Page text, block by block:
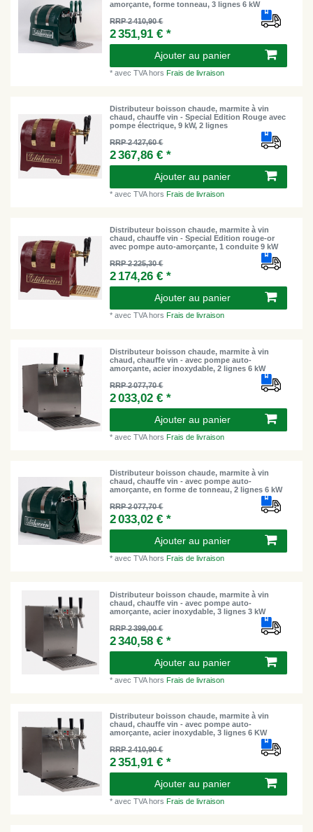
amorçante, forme tonneau, 3 lignes 6 kW
RRP 2 410,90 €
2 351,91 € *
Ajouter au panier
*avec TVAhorsFrais de livraison
Distributeur boisson chaude, marmite à vin
chaud, chauffe vin - Special Edition Rouge avec
pompe électrique, 9 kW, 2 lignes
RRP 2 427,60 €
2 367,86 € *
Ajouter au panier
*avec TVAhorsFrais de livraison
Distributeur boisson chaude, marmite à vin
chaud, chauffe vin - Special Edition rouge-or
avec pompe auto-amorçante, 1 conduite 9 kW
RRP 2 225,30 €
2 174,26 € *
Ajouter au panier
*avec TVAhors Frais de livraison
Distributeur boisson chaude, marmite à vin
chaud, chauffe vin - avec pompe auto-
amorçante, acier inoxydable, 2 lignes 6 kW
RRP 2 077,70 €
2 033,02 € *
Ajouter au panier
*avec TVAhorsFrais de livraison
Distributeur boisson chaude, marmite à vin
chaud, chauffe vin - avec pompe auto-
amorçante, en forme de tonneau, 2 lignes 6 kW
RRP 2 077,70 €
2 033,02 € *
Ajouter au panier
*avec TVAhorsFrais de livraison
Distributeur boisson chaude, marmite à vin
chaud, chauffe vin - avec pompe auto-
amorçante, acier inoxydable, 3 lignes 3 kW
RRP 2 399,00 €
2 340,58 € *
Ajouter au panier
*avec TVAhorsFrais de livraison
Distributeur boisson chaude, marmite à vin
chaud, chauffe vin - avec pompe auto-
amorçante, acier inoxydable, 3 lignes 6 KW
RRP 2 410,90 €
2 351,91 € *
Ajouter au panier
*avec TVAhorsFrais de livraison